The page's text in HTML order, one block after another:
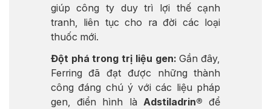
giúp công ty duy trì lợi thế cạnh
tranh, liên tục cho ra đời các loại
thuốc mới.
Đột phá trong trị liệu gen: Gần đây,
Ferring đã đạt được những thành
công đáng chú ý với các liệu pháp
gen, điển hình là Adstiladrin® để